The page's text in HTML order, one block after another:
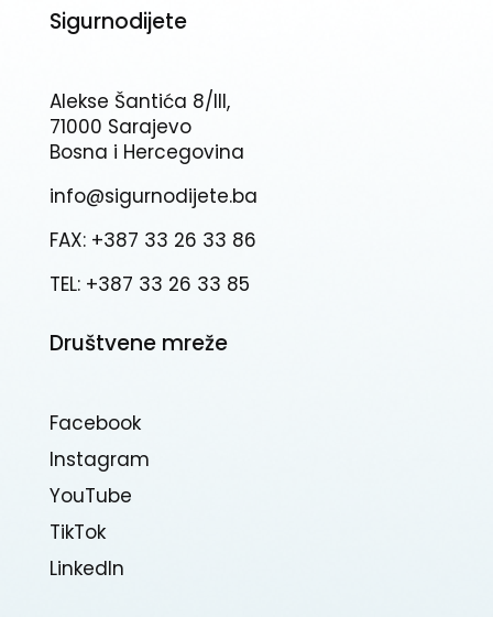
Sigurnodijete
Alekse Šantića 8/III,
71000 Sarajevo
Bosna i Hercegovina
info@sigurnodijete.ba
FAX: +387 33 26 33 86
TEL: +387 33 26 33 85
Društvene mreže
Facebook
Instagram
YouTube
TikTok
Linkedln